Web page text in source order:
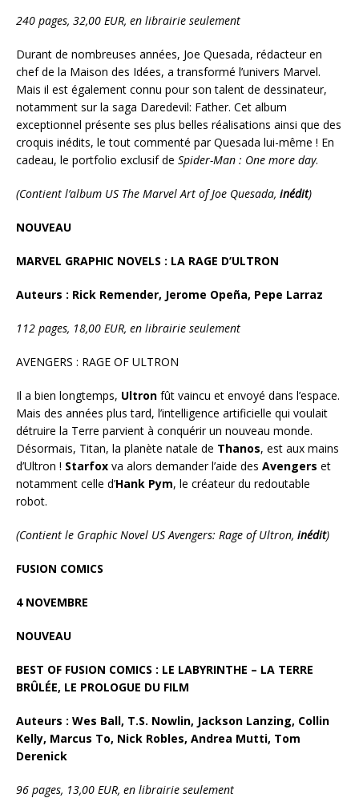
240 pages, 32,00 EUR, en librairie seulement
Durant de nombreuses années, Joe Quesada, rédacteur en
chef de la Maison des Idées, a transformé l’univers Marvel.
Mais il est également connu pour son talent de dessinateur,
notamment sur la saga Daredevil: Father. Cet album
exceptionnel présente ses plus belles réalisations ainsi que des
croquis inédits, le tout commenté par Quesada lui-même ! En
cadeau, le portfolio exclusif de Spider-Man : One more day.
(Contient l’album US The Marvel Art of Joe Quesada, inédit)
NOUVEAU
MARVEL GRAPHIC NOVELS : LA RAGE D’ULTRON
Auteurs : Rick Remender, Jerome Opeña, Pepe Larraz
112 pages, 18,00 EUR, en librairie seulement
AVENGERS : RAGE OF ULTRON
Il a bien longtemps, Ultron fût vaincu et envoyé dans l’espace.
Mais des années plus tard, l’intelligence artificielle qui voulait
détruire la Terre parvient à conquérir un nouveau monde.
Désormais, Titan, la planète natale de Thanos, est aux mains
d’Ultron ! Starfox va alors demander l’aide des Avengers et
notamment celle d’Hank Pym, le créateur du redoutable
robot.
(Contient le Graphic Novel US Avengers: Rage of Ultron, inédit)
FUSION COMICS
4 NOVEMBRE
NOUVEAU
BEST OF FUSION COMICS : LE LABYRINTHE – LA TERRE
BRÛLÉE, LE PROLOGUE DU FILM
Auteurs : Wes Ball, T.S. Nowlin, Jackson Lanzing, Collin
Kelly, Marcus To, Nick Robles, Andrea Mutti, Tom
Derenick
96 pages, 13,00 EUR, en librairie seulement